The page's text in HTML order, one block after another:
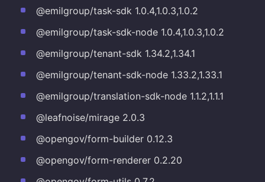
@emilgroup/task-sdk 1.0.4,1.0.3,1.0.2
@emilgroup/task-sdk-node 1.0.4,1.0.3,1.0.2
@emilgroup/tenant-sdk 1.34.2,1.34.1
@emilgroup/tenant-sdk-node 1.33.2,1.33.1
@emilgroup/translation-sdk-node 1.1.2,1.1.1
@leafnoise/mirage 2.0.3
@opengov/form-builder 0.12.3
@opengov/form-renderer 0.2.20